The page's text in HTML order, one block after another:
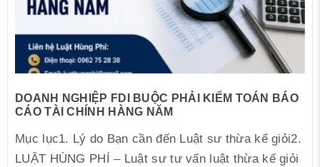
DOANH NGHIỆP FDI BUỘC PHẢI KIỂM TOÁN BÁO
CÁO TÀI CHÍNH HÀNG NĂM
Mục lục1. Lý do Bạn cần đến Luật sư thừa kế giỏi2.
LUẬT HÙNG PHÍ – Luật sư tư vấn luật thừa kế giỏi